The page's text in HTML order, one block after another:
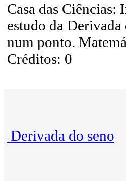
Casa das Ciências:
estudo da
num ponto.
Créditos: 0
Derivada do seno